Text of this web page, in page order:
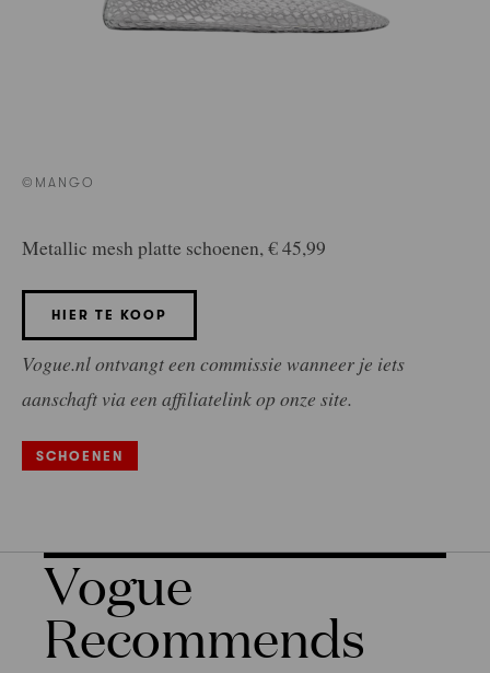
©MANGO
Metallic mesh platte schoenen, € 45,99
HIER TE KOOP
Vogue.nl ontvangt een commissie wanneer je iets
aanschaft via een affiliatelink op onze site.
SCHOENEN
Vogue
Recommends